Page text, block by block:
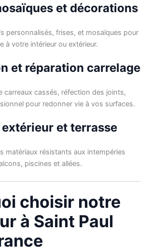
et décorations
personnalisés, frises, et mosaïques pour
à votre intérieur ou extérieur.
et réparation carrelage
carreaux cassés, réfection des joints,
pour redonner vie à vos surfaces.
et terrasse
matériaux résistants aux intempéries
piscines et allées.
choisir notre
à Saint Paul